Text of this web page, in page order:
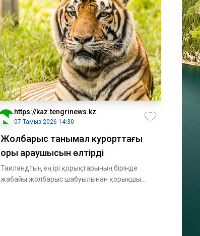
https://kaz.tengrinews.kz
07 Тамыз 2026 14:30
Жолбарыс танымал курорттағы
қорық қараушысын өлтірді
Таиландтың ең ірі қорықтарының бірінде
жабайы жолбарыс шабуылынан қорықшы